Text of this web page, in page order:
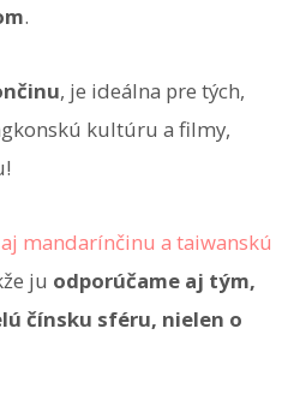
.
, je ideálna pre tých,
kultúru a filmy,
mandarínčinu a taiwanskú
ju odporúčame aj tým,
čínsku sféru, nielen o